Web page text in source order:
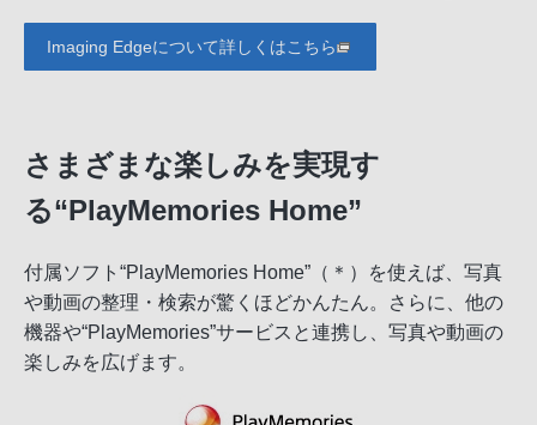
Imaging Edgeについて詳しくはこちら
さまざまな楽しみを実現す
る“PlayMemories Home”
付属ソフト“PlayMemories Home”（＊）を使えば、写真
や動画の整理・検索が驚くほどかんたん。さらに、他の
機器や“PlayMemories”サービスと連携し、写真や動画の
楽しみを広げます。